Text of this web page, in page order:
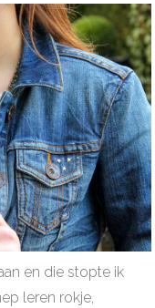
en die stopte ik
leren rokje,